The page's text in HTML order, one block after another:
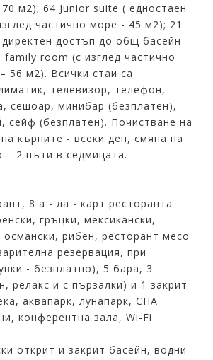
м2); 64 Junior suite ( едностаен
частично море - 45 м2); 21
достъп до общ басейн -
room (с изглед частично
56 м2). Всички стаи са
телевизор, телефон,
сешоар, минибар (безплатен),
сейф (безплатен). Почистване на
кърпите - всеки ден, смяна на
– 2 пъти в седмицата.
8 а - ла - карт ресторанта
гръцки, мексикански,
османски, рибен, ресторант месо
резервация, при
- безплатно), 5 бара, 3
релакс и с пързалки) и 1 закрит
аквапарк, лунапарк, СПА
конферентна зала, Wi-Fi
открит и закрит басейн, водни